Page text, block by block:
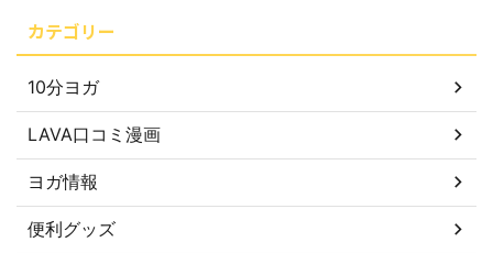
カテゴリー
10分ヨガ
LAVA口コミ漫画
ヨガ情報
便利グッズ